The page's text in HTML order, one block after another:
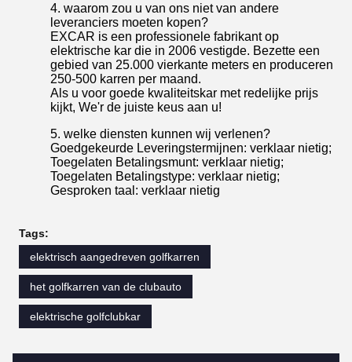
4. waarom zou u van ons niet van andere
leveranciers moeten kopen?
EXCAR is een professionele fabrikant op
elektrische kar die in 2006 vestigde. Bezette een
gebied van 25.000 vierkante meters en produceren
250-500 karren per maand.
Als u voor goede kwaliteitskar met redelijke prijs
kijkt, We'r de juiste keus aan u!
5. welke diensten kunnen wij verlenen?
Goedgekeurde Leveringstermijnen: verklaar nietig;
Toegelaten Betalingsmunt: verklaar nietig;
Toegelaten Betalingstype: verklaar nietig;
Gesproken taal: verklaar nietig
Tags:
elektrisch aangedreven golfkarren
het golfkarren van de clubauto
elektrische golfclubkar